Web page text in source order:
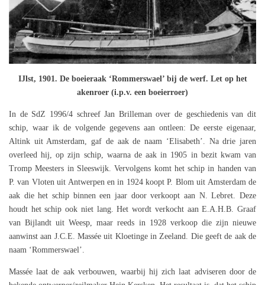
IJlst, 1901. De boeieraak ‘Rommerswael’ bij de werf. Let op het
akenroer (i.p.v. een boeierroer)
In de SdZ 1996/4 schreef Jan Brilleman over de geschiedenis van dit
schip, waar ik de volgende gegevens aan ontleen: De eerste eigenaar,
Altink uit Amsterdam, gaf de aak de naam ‘Elisabeth’. Na drie jaren
overleed hij, op zijn schip, waarna de aak in 1905 in bezit kwam van
Tromp Meesters in Sleeswijk. Vervolgens komt het schip in handen van
P. van Vloten uit Antwerpen en in 1924 koopt P. Blom uit Amsterdam de
aak die het schip binnen een jaar door verkoopt aan N. Lebret. Deze
houdt het schip ook niet lang. Het wordt verkocht aan E.A.H.B. Graaf
van Bijlandt uit Weesp, maar reeds in 1928 verkoop die zijn nieuwe
aanwinst aan J.C.E. Massée uit Kloetinge in Zeeland. Die geeft de aak de
naam ‘Rommerswael’.
Massée laat de aak verbouwen, waarbij hij zich laat adviseren door de